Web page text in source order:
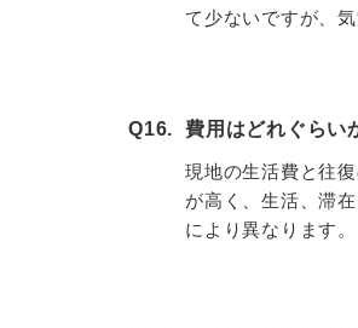
て少ないですが、
Q16. 費用はどれぐらい
現地の生活費と往
が高く、生活、滞
により異なります。